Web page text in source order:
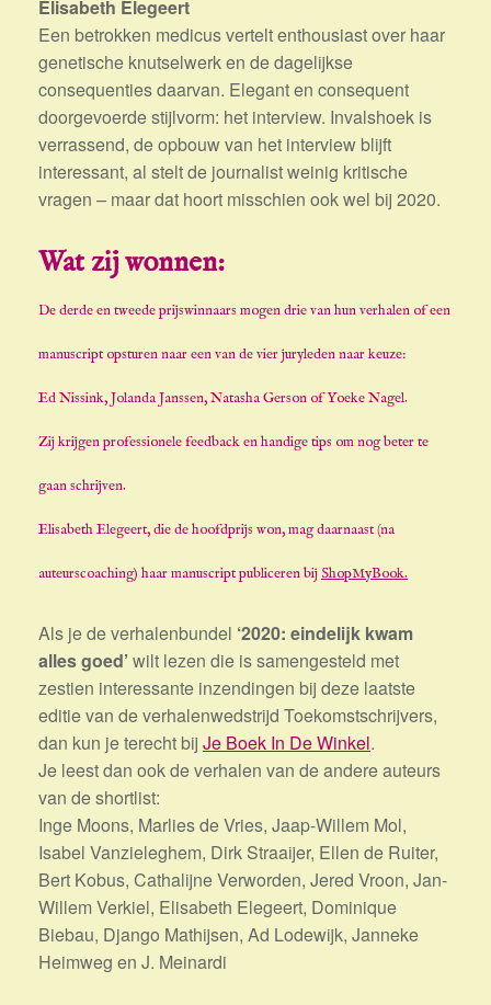
Elisabeth Elegeert
Een betrokken medicus vertelt enthousiast over haar
genetische knutselwerk en de dagelijkse
consequenties daarvan. Elegant en consequent
doorgevoerde stijlvorm: het interview. Invalshoek is
verrassend, de opbouw van het interview blijft
interessant, al stelt de journalist weinig kritische
vragen – maar dat hoort misschien ook wel bij 2020.
Wat zij wonnen:
De derde en tweede prijswinnaars mogen drie van hun verhalen of een
manuscript opsturen naar een van de vier juryleden naar keuze:
Ed Nissink, Jolanda Janssen, Natasha Gerson of Yoeke Nagel.
Zij krijgen professionele feedback en handige tips om nog beter te
gaan schrijven.
Elisabeth Elegeert, die de hoofdprijs won, mag daarnaast (na
auteurscoaching) haar manuscript publiceren bij ShopMyBook.
Als je de verhalenbundel ‘2020: eindelijk kwam
alles goed’wilt lezen die is samengesteld met
zestien interessante inzendingen bij deze laatste
editie van de verhalenwedstrijd Toekomstschrijvers,
dan kun je terecht bij Je Boek In De Winkel.
Je leest dan ook de verhalen van de andere auteurs
van de shortlist:
Inge Moons, Marlies de Vries, Jaap-Willem Mol,
Isabel Vanzieleghem, Dirk Straaijer, Ellen de Ruiter,
Bert Kobus, Cathalijne Verworden, Jered Vroon, Jan-
Willem Verkiel, Elisabeth Elegeert, Dominique
Biebau, Django Mathijsen, Ad Lodewijk, Janneke
Heimweg en J. Meinardi